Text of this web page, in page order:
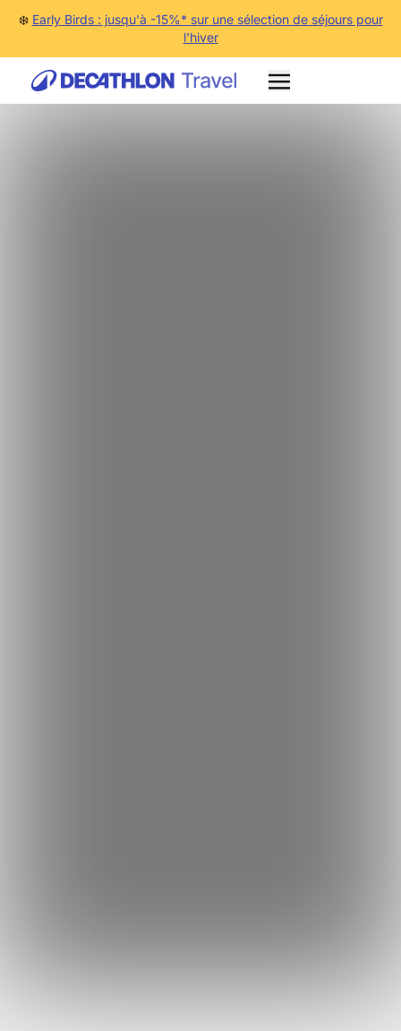
❄️ Early Birds : jusqu'à -15%* sur une sélection de séjours pour
l'hiver